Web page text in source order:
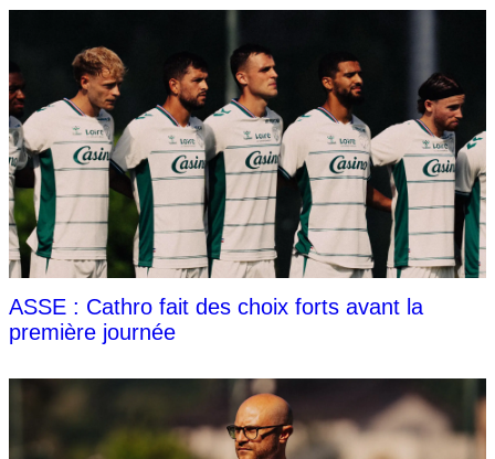
ASSE : Cathro fait des choix forts avant la
première journée